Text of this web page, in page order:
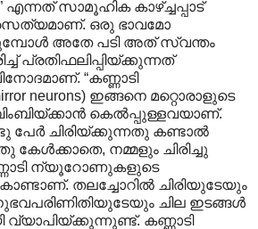
സാമൂഹിക കാഴ്ച്ചപ്പാട്
ഒരു ഭാവമോ
അതേ പടി അത് സ്വന്തം
പ്രതിഫലിപ്പിയ്ക്കുന്നത്
“കണ്ണാടി
neurons) ഇങ്ങനെ മറ്റൊരാളുടെ
കെൽ‌പ്പുള്ളവയാണ്.
പേർ ചിരിയ്ക്കുന്നതു കണ്ടാൽ
നമ്മളും ചിരിച്ചു
ന്യൂറോണുകളുടെ
തലച്ചോറിൽ ചിരിയുടേയും
ചില ഇടങ്ങൾ
വ്യാപിയ്ക്കുന്നുണ്ട്. കണ്ണാടി